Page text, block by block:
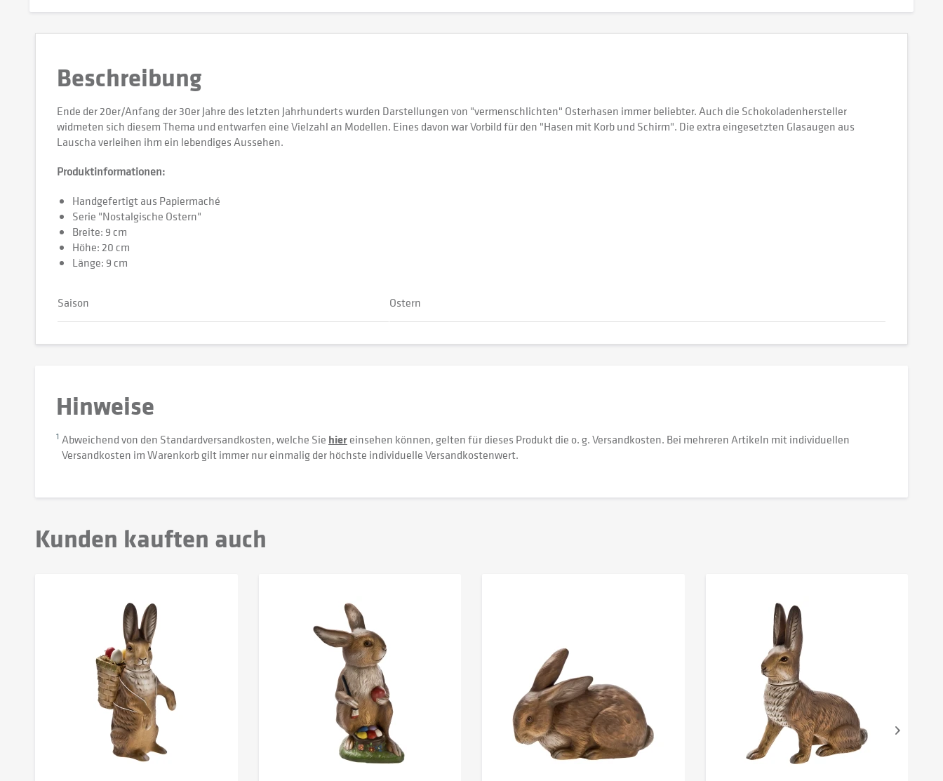
Beschreibung
Ende der 20er/Anfang der 30er Jahre des letzten Jahrhunderts wurden Darstellungen von "vermenschlichten" Osterhasen immer beliebter. Auch die Schokoladenhersteller
widmeten sich diesem Thema und entwarfen eine Vielzahl an Modellen. Eines davon war Vorbild für den "Hasen mit Korb und Schirm". Die extra eingesetzten Glasaugen aus
Lauscha verleihen ihm ein lebendiges Aussehen.
Produktinformationen:
Handgefertigt aus Papiermaché
Serie "Nostalgische Ostern"
Breite: 9 cm
Höhe: 20 cm
Länge: 9 cm
Saison Ostern
Hinweise
1 Abweichend von den Standardversandkosten, welche Sie hiereinsehen können, gelten für dieses Produkt die o. g. Versandkosten. Bei mehreren Artikeln mit individuellen
Versandkosten im Warenkorb gilt immer nur einmalig der höchste individuelle Versandkostenwert.
Kunden kauften auch